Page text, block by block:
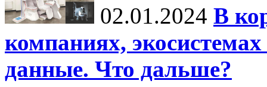
02.01.2024 В
компаниях,
данные. Что дальше?